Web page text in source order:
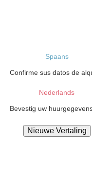
Spaans
Confirme sus datos de
Nederlands
Bevestig uw